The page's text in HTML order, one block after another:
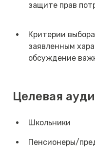
защите прав
Критерии
заявленным
обсуждение
Целевая
Школьники
Пенсионеры/